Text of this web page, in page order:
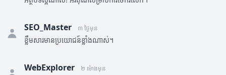
SEO_Master ៣ ថ្ងៃមុន
ខ្លឹមសារមានប្រយោជន៍ខ្លាំងណាស់។
WebExplorer ២ ម៉ោងមុន